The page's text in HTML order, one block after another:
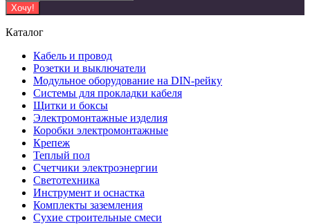
Каталог
Кабель и провод
Розетки и выключатели
Модульное оборудование на DIN-рейку
Системы для прокладки кабеля
Щитки и боксы
Электромонтажные изделия
Коробки электромонтажные
Крепеж
Теплый пол
Счетчики электроэнергии
Светотехника
Инструмент и оснастка
Комплекты заземления
Сухие строительные смеси